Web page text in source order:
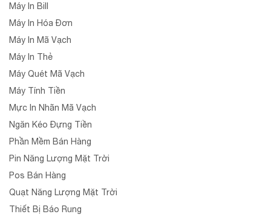
Máy In Bill
Máy In Hóa Đơn
Máy In Mã Vạch
Máy In Thẻ
Máy Quét Mã Vạch
Máy Tính Tiền
Mực In Nhãn Mã Vạch
Ngăn Kéo Đựng Tiền
Phần Mềm Bán Hàng
Pin Năng Lượng Mặt Trời
Pos Bán Hàng
Quạt Năng Lượng Mặt Trời
Thiết Bị Báo Rung